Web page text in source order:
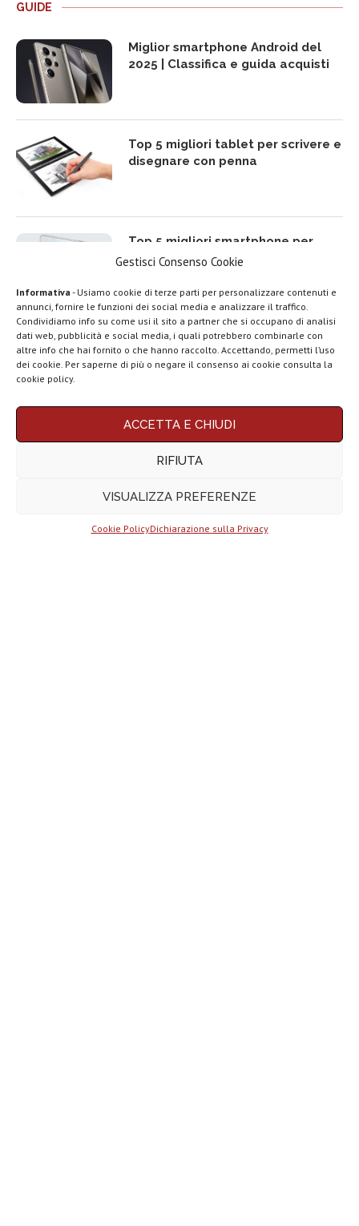
Gestisci Consenso Cookie
Informativa - Usiamo cookie di terze parti per personalizzare contenuti e
annunci, fornire le funzioni dei social media e analizzare il traffico.
Condividiamo info su come usi il sito a partner che si occupano di analisi
dati web, pubblicità e social media, i quali potrebbero combinarle con
altre info che hai fornito o che hanno raccolto. Accettando, permetti l’uso
dei cookie. Per saperne di più o negare il consenso ai cookie consulta la
cookie policy.
ACCETTA E CHIUDI
RIFIUTA
VISUALIZZA PREFERENZE
Cookie PolicyDichiarazione sulla Privacy
GUIDE
Miglior smartphone Android del
2025 | Classifica e guida acquisti
Top 5 migliori tablet per scrivere e
disegnare con penna
Top 5 migliori smartphone per
rapporto qualità prezzo del 2025
Top 5 migliori TV Box Android e
Google TV del 2025
LEGGI ANCHE
Google lancia
Search Live con
Rassegna stampa
Business e la
dei...